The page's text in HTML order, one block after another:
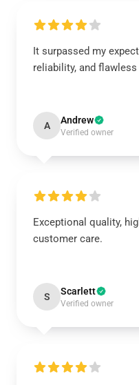
It surpassed my
reliability, and
A Andrew
Verified owner
Exceptional quality,
customer care.
S Scarlett
Verified owner